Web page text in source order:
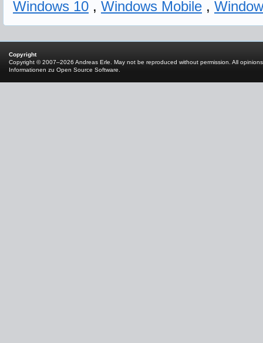
Windows 10 , Windows Mobile ,
Copyright
Copyright © 2007–2026 Andreas Erle. May not be reproduced without permission. All
Informationen zu Open Source Software.